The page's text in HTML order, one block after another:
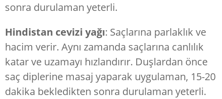
sonra durulaman yeterli.
Hindistan cevizi yağı: Saçlarına parlaklık ve
hacim verir. Aynı zamanda saçlarına canlılık
katar ve uzamayı hızlandırır. Duşlardan önce
saç diplerine masaj yaparak uygulaman, 15-20
dakika bekledikten sonra durulaman yeterli.